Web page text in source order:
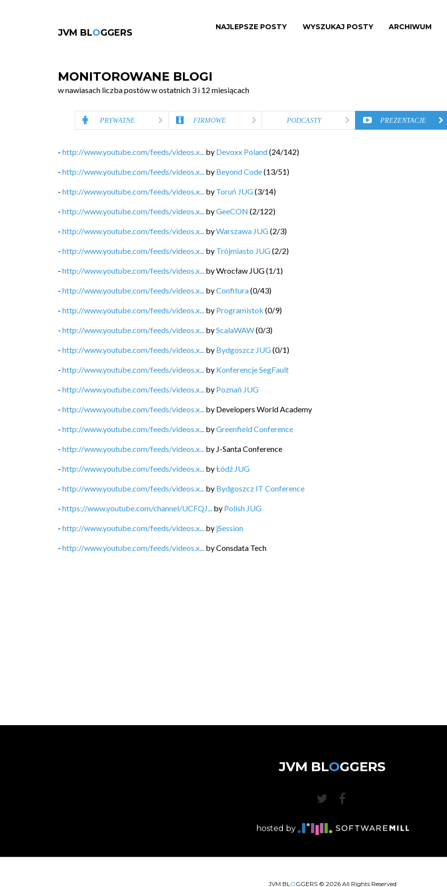
JVM BLOGGERS
NAJLEPSZE POSTY WYSZUKAJ POSTY ARCHIWUM
MONITOROWANE BLOGI
w nawiasach liczba postów w ostatnich 3 i 12 miesiącach
PRYWATNE FIRMOWE PODCASTY PREZENTACJE
- http://www.youtube.com/feeds/videos.x... by Devoxx Poland(24/142)
- http://www.youtube.com/feeds/videos.x... by Beyond Code(13/51)
- http://www.youtube.com/feeds/videos.x... by Toruń JUG(3/14)
- http://www.youtube.com/feeds/videos.x... byGeeCON (2/122)
- http://www.youtube.com/feeds/videos.x... byWarszawa JUG(2/3)
- http://www.youtube.com/feeds/videos.x... by Trójmiasto JUG(2/2)
- http://www.youtube.com/feeds/videos.x... byWrocław JUG(1/1)
- http://www.youtube.com/feeds/videos.x... byConfitura(0/43)
- http://www.youtube.com/feeds/videos.x... by Programistok (0/9)
- http://www.youtube.com/feeds/videos.x... byScalaWAW(0/3)
- http://www.youtube.com/feeds/videos.x... by Bydgoszcz JUG(0/1)
- http://www.youtube.com/feeds/videos.x... by Konferencje SegFault
- http://www.youtube.com/feeds/videos.x... by Poznań JUG
- http://www.youtube.com/feeds/videos.x... by Developers World Academy
- http://www.youtube.com/feeds/videos.x... byGreenfield Conference
- http://www.youtube.com/feeds/videos.x... by J-Santa Conference
- http://www.youtube.com/feeds/videos.x... byŁódź JUG
- http://www.youtube.com/feeds/videos.x... by Bydgoszcz IT Conference
- https://www.youtube.com/channel/UCFQJ... by Polish JUG
- http://www.youtube.com/feeds/videos.x... by jSession
- http://www.youtube.com/feeds/videos.x... byConsdata Tech
JVM BLOGGERS
hosted by
JVM BLOGGERS © 2026All Rights Reserved